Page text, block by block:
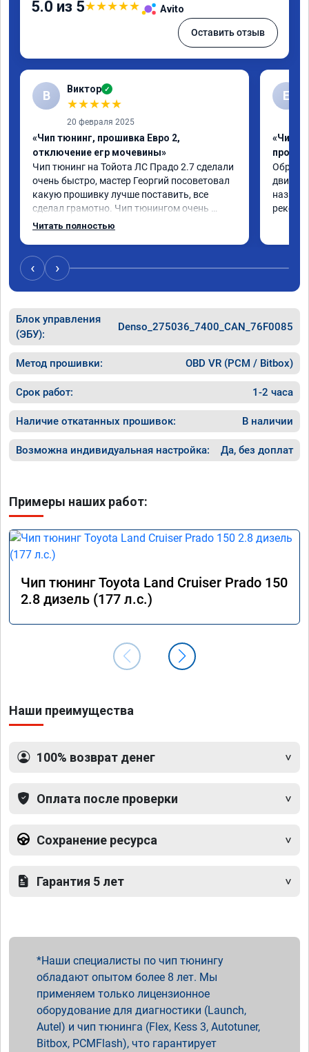
5.0 из 5★★★★★ Avito
Оставить отзыв
В Виктор ✓
★★★★★
20 февраля 2025
«Чип тюнинг, прошивка Евро 2,
отключение егр мочевины»
Чип тюнинг на Тойота ЛС Прадо 2.7 сделали
очень быстро, мастер Георгий посоветовал
какую прошивку лучше поставить, все
сделал грамотно. Чип тюнингом очень
доволен, машина ожила немного, отзыв на
работать лучше, пропали провалы. Расход
топлива остался таким же, но динамика
улучшилась. Советую этот сервис всем.
Читать полностью
Е
«Чип
‹ ›
Блок управления
(ЭБУ):
Denso_275036_7400_CAN_76F0085
Метод прошивки: OBD VR (PCM / Bitbox)
Срок работ: 1-2 часа
Наличие откатанных прошивок: В наличии
Возможна индивидуальная настройка: Да, без доплат
Примеры наших работ:
Чип тюнинг Toyota Land Cruiser Prado 150
2.8 дизель (177 л.с.)
Наши преимущества
100% возврат денег
Оплата после проверки
Сохранение ресурса
Гарантия 5 лет
Наши специалисты по чип тюнингу
обладают опытом более 8 лет. Мы
применяем только лицензионное
оборудование для диагностики (Launch,
Autel) и чип тюнинга (Flex, Kess 3, Autotuner,
Bitbox, PCMFlash), что гарантирует